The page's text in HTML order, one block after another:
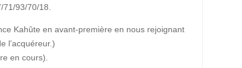
93/70/18.
Kahûte en avant-première en nous rejoignant
l’acquéreur.)
en cours).